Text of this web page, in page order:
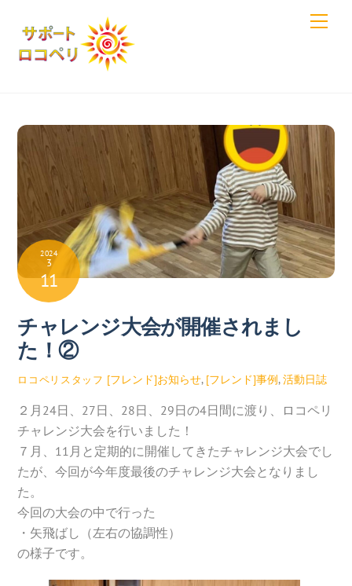
content
2024
3
11
チャレンジ大会が開催されまし
た！②
ロコペリスタッフ [フレンド]お知らせ, [フレンド]事例,活動日誌
２月24日、27日、28日、29日の4日間に渡り、ロコペリ
チャレンジ大会を行いました！
７月、11月と定期的に開催してきたチャレンジ大会でし
たが、今回が今年度最後のチャレンジ大会となりまし
た。
今回の大会の中で行った
・矢飛ばし（左右の協調性）
の様子です。